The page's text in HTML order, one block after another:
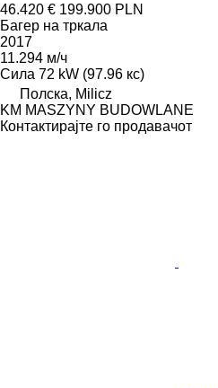
46.420 € 199.900 PLN
Багер на тркала
2017
11.294 м/ч
Сила 72 kW (97.96 кс)
Полска, Milicz
KM MASZYNY BUDOWLANE
Контактирајте го продавачот